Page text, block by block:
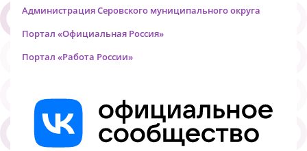
Администрация Серовского муниципального округа
Портал «Официальная Россия»
Портал «Работа России»